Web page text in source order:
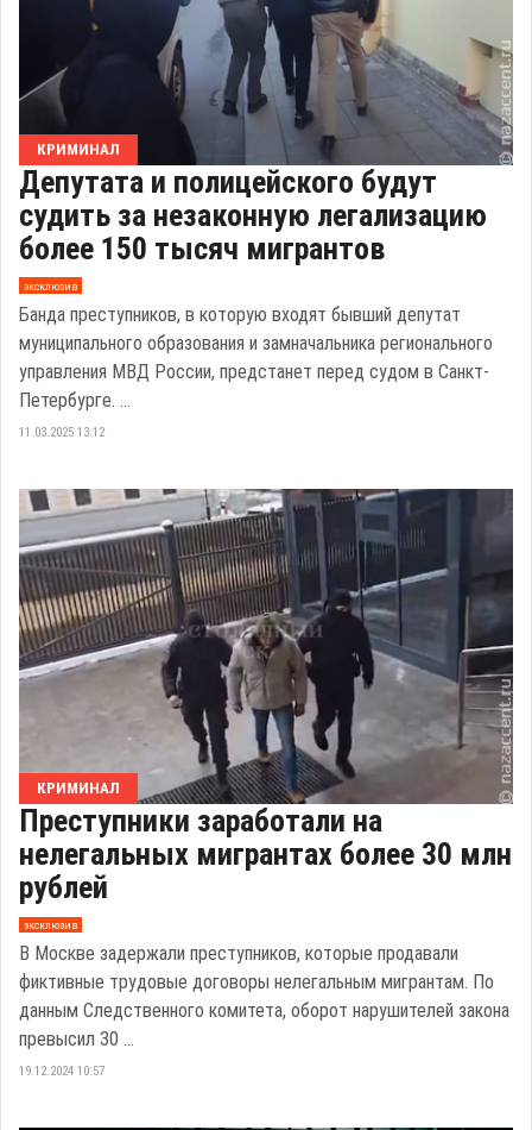
КРИМИНАЛ
Депутата и полицейского будут
судить за незаконную легализацию
более 150 тысяч мигрантов
эксклюзив
Банда преступников, в которую входят бывший депутат
муниципального образования и замначальника регионального
управления МВД России, предстанет перед судом в Санкт-
Петербурге. ...
11.03.2025 13:12
КРИМИНАЛ
Преступники заработали на
нелегальных мигрантах более 30 млн
рублей
эксклюзив
В Москве задержали преступников, которые продавали
фиктивные трудовые договоры нелегальным мигрантам. По
данным Следственного комитета, оборот нарушителей закона
превысил 30 ...
19.12.2024 10:57